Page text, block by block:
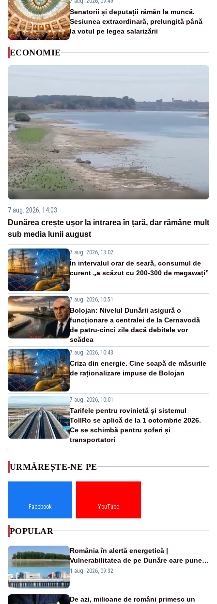
Senatorii și deputații rămân la muncă.
Sesiunea extraordinară, prelungită până
la votul pe legea salarizării
ECONOMIE
7 aug. 2026, 14:03
Dunărea crește ușor la intrarea în țară, dar rămâne mult
sub media lunii august
7 aug. 2026, 13:02
În intervalul orar de seară, consumul de
curent „a scăzut cu 200-300 de megawați”
7 aug. 2026, 10:51
Bolojan: Nivelul Dunării asigură o
funcționare a centralei de la Cernavodă
de patru-cinci zile dacă debitele vor
scădea
7 aug. 2026, 10:43
Criza din energie. Cine scapă de măsurile
de raționalizare impuse de Bolojan
7 aug. 2026, 10:01
Tarifele pentru rovinietă și sistemul
TollRo se aplică de la 1 octombrie 2026.
Ce se schimbă pentru șoferi și
transportatori
URMĂREȘTE-NE PE
Facebook YouTube
POPULAR
România în alertă energetică |
Vulnerabilitatea de pe Dunăre care pune
în pericol Centrala Cernavodă era
1 aug. 2026, 09:32
De azi, milioane de români primesc un